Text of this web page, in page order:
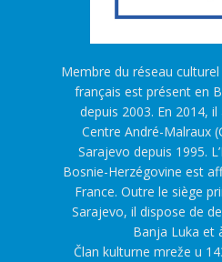
Membre du réseau
français est présent en
depuis 2003. En 2014,
Centre André-Malraux
Sarajevo depuis 1995.
Bosnie-Herzégovine est
France. Outre le siège
Sarajevo, il dispose de
Banja Luka et
Član kulturne mreže u